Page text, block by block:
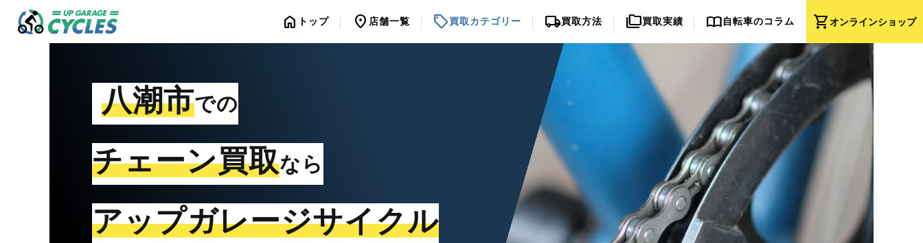
shopping_cartオンラインショップ
home トップ location_on 店舗一覧 sell買取カテゴリー local_shipping買取方法 folder_copy買取実績 import_contacts自転車のコラム
八潮市での
チェーン買取なら
アップガレージサイクル